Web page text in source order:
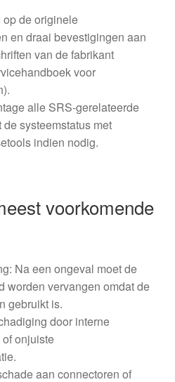
op de originele
en draai bevestigingen aan
van de fabrikant
voor
alle SRS-gerelateerde
systeemstatus met
indien nodig.
voorkomende
Na een ongeval moet de
worden vervangen omdat de
gebruikt is.
door interne
onjuiste
aan connectoren of